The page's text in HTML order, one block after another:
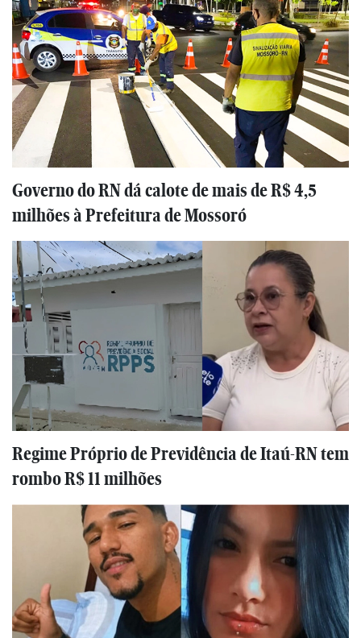
Governo do RN dá calote de mais de R$ 4,5
milhões à Prefeitura de Mossoró
Regime Próprio de Previdência de Itaú-RN tem
rombo R$ 11 milhões